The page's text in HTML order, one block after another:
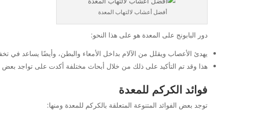
أفضل أعشاب لالتهاب المعدة
دور البابونج على المعدة هو على هذا النحو:
يهدئ الأعصاب ويقلل من الآلام بداخل الأمعاء والبطن، وأيضًا يساعد في
هذا وقد تم التأكيد على ذلك من خلال أبحاث مختلفة أكدت على تواجد بعض
فوائد الكركم للمعدة
توجد بعض الفوائد المتنوعة المتعلقة بالكركم للمعدة ومنها: